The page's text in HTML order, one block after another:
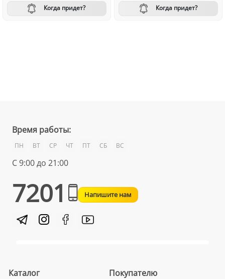
Когда придет? Когда придет?
Время работы:
ПН ВТ СР ЧТ ПТ СБ ВС
С 9:00 до 21:00
7201 Напишите нам
Каталог Покупателю